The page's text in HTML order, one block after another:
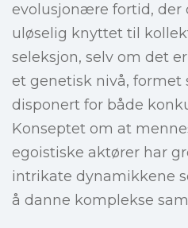
evolusjonære fortid, der
uløselig knyttet til
seleksjon, selv om det
et genetisk nivå, formet
disponert for både
Konseptet om at
egoistiske aktører har
intrikate dynamikkene
å danne komplekse